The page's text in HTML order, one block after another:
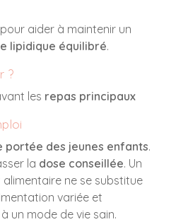
aider à maintenir un
lipidique équilibré.
?
les repas principaux
portée des jeunes enfants.
la dose conseillée. Un
ne se substitue
variée et
un mode de vie sain.